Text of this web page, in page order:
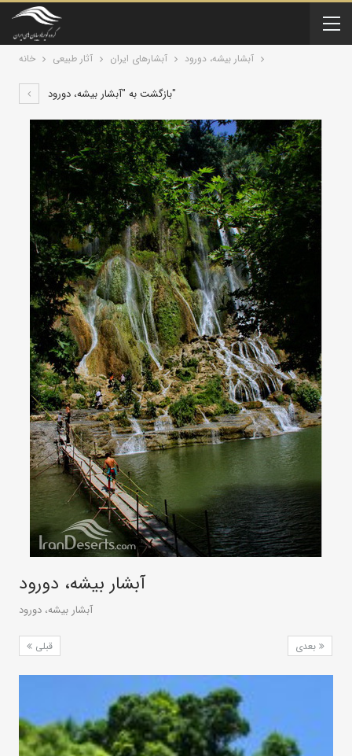
خانه آثار طبیعی آبشارهای ایران آبشار بیشه، دورود
بازگشت به "آبشار بیشه، دورود"
آبشار بیشه، دورود
آبشار بیشه، دورود
قبلی